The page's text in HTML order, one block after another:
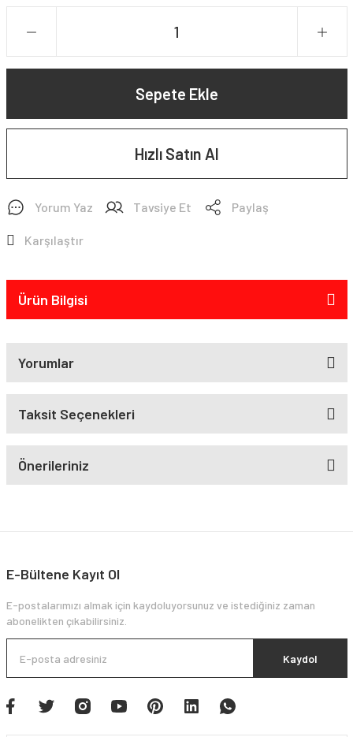
Sepete Ekle
Hızlı Satın Al
Yorum Yaz Tavsiye Et Paylaş
Karşılaştır
Ürün Bilgisi
Yorumlar
Taksit Seçenekleri
Önerileriniz
E-Bültene Kayıt Ol
E-postalarımızı almak için kaydoluyorsunuz ve istediğiniz zaman
abonelikten çıkabilirsiniz.
Kaydol